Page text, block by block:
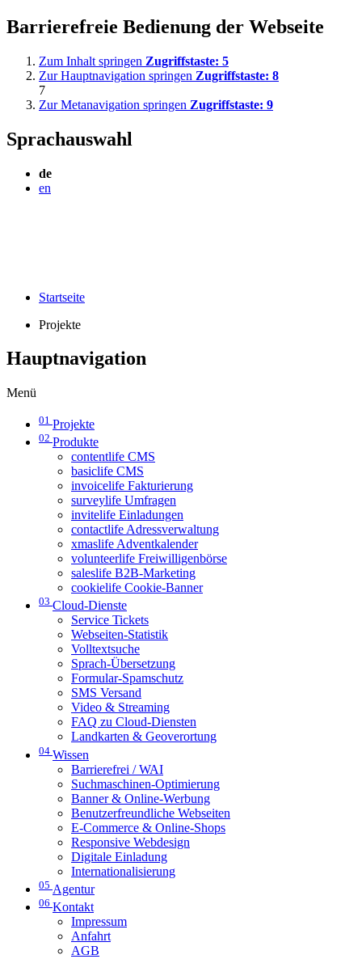
Barrierefreie Bedienung der Webseite
Zum Inhalt springen Zugriffstaste: 5
Zur Hauptnavigation springen Zugriffstaste: 8
7
Zur Metanavigation springen Zugriffstaste: 9
Sprachauswahl
de
en
Startseite
Projekte
Hauptnavigation
Menü
01 Projekte
02 Produkte
contentlife CMS
basiclife CMS
invoicelife Fakturierung
surveylife Umfragen
invitelife Einladungen
contactlife Adressverwaltung
xmaslife Adventkalender
volunteerlife Freiwilligenbörse
saleslife B2B-Marketing
cookielife Cookie-Banner
03 Cloud-Dienste
Service Tickets
Webseiten-Statistik
Volltextsuche
Sprach-Übersetzung
Formular-Spamschutz
SMS Versand
Video & Streaming
FAQ zu Cloud-Diensten
Landkarten & Geoverortung
04 Wissen
Barrierefrei / WAI
Suchmaschinen-Optimierung
Banner & Online-Werbung
Benutzerfreundliche Webseiten
E-Commerce & Online-Shops
Responsive Webdesign
Digitale Einladung
Internationalisierung
05 Agentur
06 Kontakt
Impressum
Anfahrt
AGB